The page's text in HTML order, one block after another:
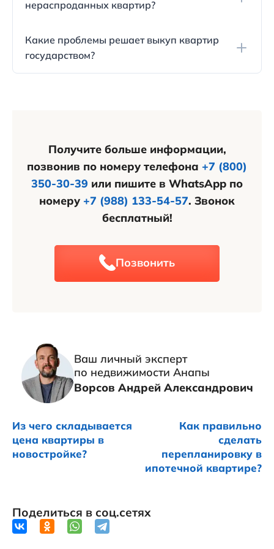
размере 10-20%.
нераспроданных квартир?
нераспроданных квартир у застройщиков для
дальнейшей продажи в беспроцентную
рассрочку или сдачи внаем.
Какие проблемы решает выкуп квартир
государством?
Получите больше информации,
позвонив по номеру телефона +7 (800)
350-30-39 или пишите в WhatsApp по
номеру +7 (988) 133-54-57. Звонок
бесплатный!
Позвонить
Ваш личный эксперт
по недвижимости Анапы
Ворсов Андрей Александрович
Из чего складывается
цена квартиры в
новостройке?
Как правильно
сделать
перепланировку в
ипотечной квартире?
Поделиться в соц.сетях